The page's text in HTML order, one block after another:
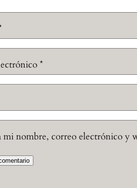
*
mi nombre, correo electrónico y